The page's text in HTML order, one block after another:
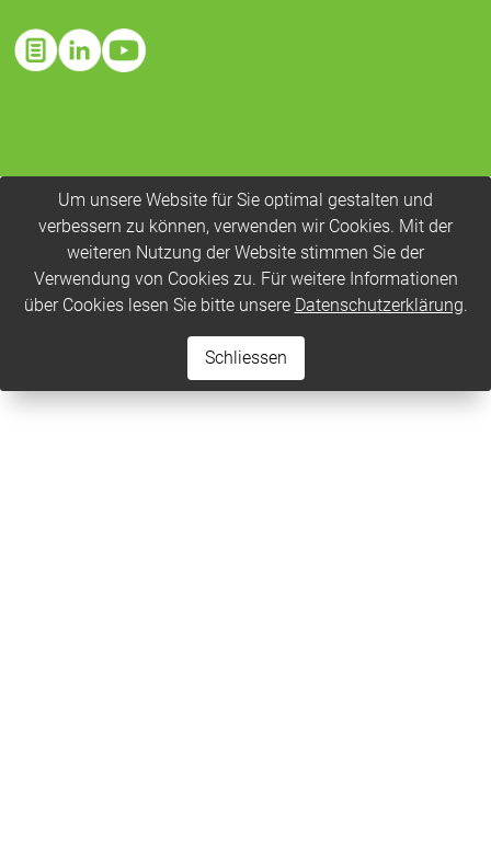
Um unsere Website für Sie optimal gestalten und
verbessern zu können, verwenden wir Cookies. Mit der
weiteren Nutzung der Website stimmen Sie der
Verwendung von Cookies zu. Für weitere Informationen
über Cookies lesen Sie bitte unsere Datenschutzerklärung.
Schliessen